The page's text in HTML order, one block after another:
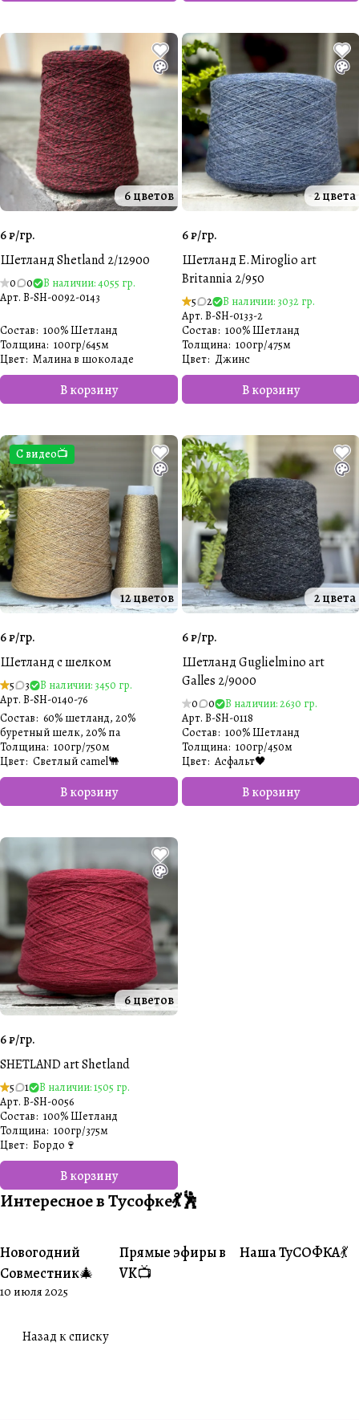
6 цветов
6 ₽/гр.
Шетланд Shetland 2/12900
0 0
В наличии: 4055 гр.
Арт. B-SH-0092-0143
В корзину
Состав: 100% Шетланд
Толщина: 100гр/645м
Цвет: Малина в шоколаде
2 цвета
6 ₽/гр.
Шетланд E.Miroglio art
Britannia 2/950
5 2
В наличии: 3032 гр.
Арт. B-SH-0133-2
В корзину
Состав: 100% Шетланд
Толщина: 100гр/475м
Цвет: Джинс
С видео📺
12 цветов
6 ₽/гр.
Шетланд с шелком
5 3
В наличии: 3450 гр.
Арт. B-SH-0140-76
В корзину
Состав: 60% шетланд, 20%
буретный шелк, 20% па
Толщина: 100гр/750м
Цвет: Светлый camel🐫
2 цвета
6 ₽/гр.
Шетланд Guglielmino art
Galles 2/9000
0 0
В наличии: 2630 гр.
Арт. B-SH-0118
В корзину
Состав: 100% Шетланд
Толщина: 100гр/450м
Цвет: Асфальт🖤
6 цветов
6 ₽/гр.
SHETLAND art Shetland
5 1
В наличии: 1505 гр.
Арт. B-SH-0056
В корзину
Состав: 100% Шетланд
Толщина: 100гр/375м
Цвет: Бордо🍷
Интересное в Тусофке💃🕺
#Совместники
Новогодний
Совместник🎄
10 июля 2025
#Житуха
Прямые эфиры в
VK📺
#Совместники
Наша ТуСОФКА💃
Назад к списку